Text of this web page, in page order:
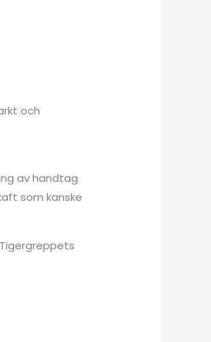
och
av handtag
som kanske